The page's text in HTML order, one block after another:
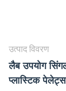
PRIVACY
POLICY
उत्पाद विवरण
लैब उपयोग
प्लास्टिक